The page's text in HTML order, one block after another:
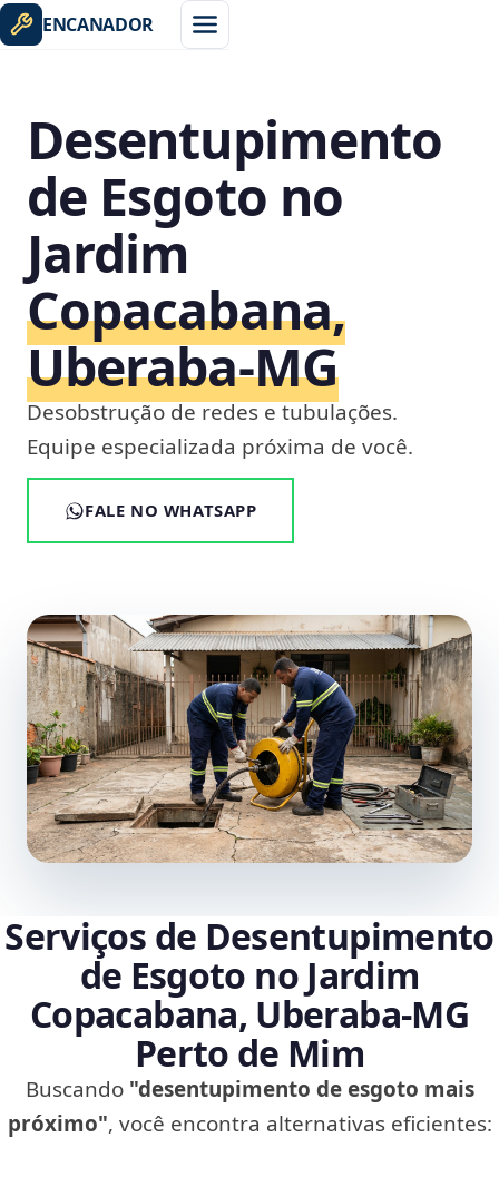
ENCANADOR
Desentupimento
de Esgoto no
Jardim
Copacabana,
Uberaba‑MG
Desobstrução de redes e tubulações.
Equipe especializada próxima de você.
FALE NO WHATSAPP
Serviços de Desentupimento
de Esgoto no Jardim
Copacabana, Uberaba‑MG
Perto de Mim
Buscando "desentupimento de esgoto mais
próximo", você encontra alternativas eficientes: